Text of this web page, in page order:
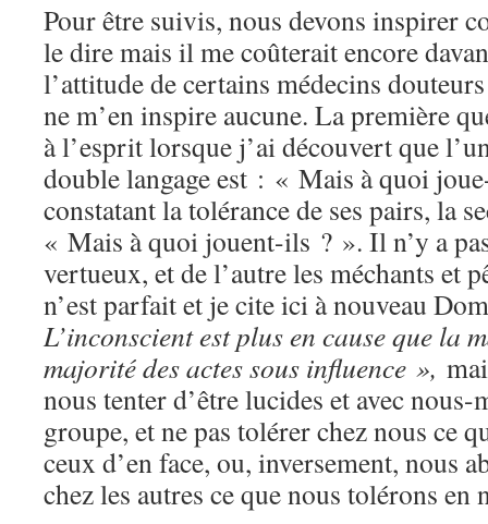
Pour être suivis, nous devons inspirer
le dire mais il me coûterait encore
l’attitude de certains médecins
ne m’en inspire aucune. La première
à l’esprit lorsque j’ai découvert que
double langage est : « Mais à quoi
constatant la tolérance de ses pairs, la
« Mais à quoi jouent-ils ? ». Il n’y a
vertueux, et de l’autre les méchants et
n’est parfait et je cite ici à nouveau
L’inconscient est plus en cause que la
majorité des actes sous influence »,
nous tenter d’être lucides et avec nous-
groupe, et ne pas tolérer chez nous ce
ceux d’en face, ou, inversement, nous
chez les autres ce que nous tolérons en